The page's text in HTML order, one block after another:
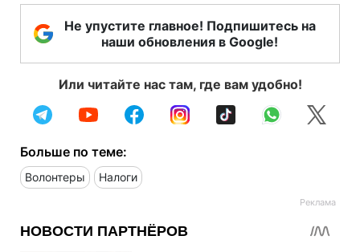
Не упустите главное! Подпишитесь на
наши обновления в Google!
Или читайте нас там, где вам удобно!
Больше по теме:
Волонтеры Налоги